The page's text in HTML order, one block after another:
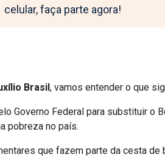
celular, faça parte agora!
Brasil, vamos entender o que
Governo Federal para substituir o
pobreza no país.
que fazem parte da cesta